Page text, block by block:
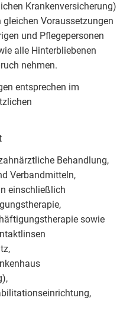
Krankenversicherung)
Voraussetzungen
und Pflegepersonen
alle Hinterbliebenen
nehmen.
entsprechen im
Behandlung,
Verbandmitteln,
einschließlich
sowie